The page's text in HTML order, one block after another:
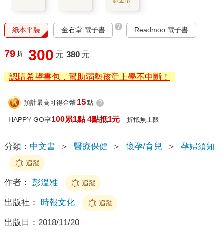
紙本平裝 金石堂 電子書 ? Readmoo 電子書
79 折 300 元 380 元
認購希望書包，幫助弱勢孩童上學不中斷！
預計最高可得金幣 15點 ?
HAPPY GO享100累1點 4點抵1元 折抵無上限
分類： 中文書 ＞ 醫療保健 ＞ 懷孕/育兒 ＞ 孕婦須知
追蹤
作者： 彭溫雅 追蹤
出版社： 時報文化 追蹤
出版日： 2018/11/20